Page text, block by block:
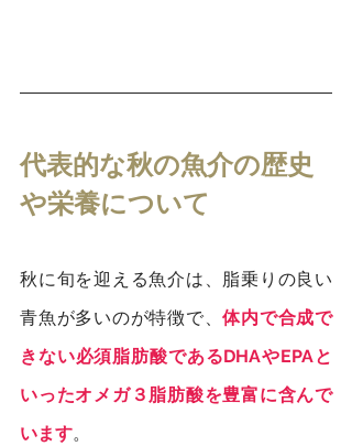
代表的な秋の魚介の歴史
や栄養について
秋に旬を迎える魚介は、脂乗りの良い
青魚が多いのが特徴で、体内で合成で
きない必須脂肪酸であるDHAやEPAと
いったオメガ３脂肪酸を豊富に含んで
います。